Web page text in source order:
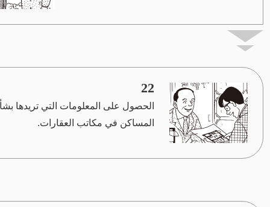
22
الحصول على المعلومات التي تريدها
المساكن في مكاتب العقارات.